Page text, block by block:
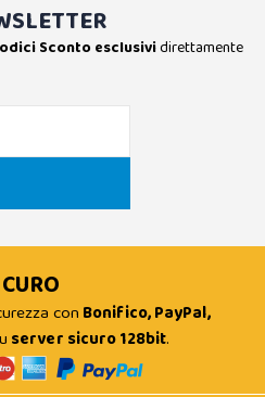
Sconto esclusividirettamente
con Bonifico, PayPal,
server sicuro 128bit.